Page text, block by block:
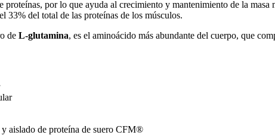
proteínas, por lo que ayuda al crecimiento y mantenimiento de la
del total de las proteínas de los músculos.
de L-glutamina, es el aminoácido más abundante del cuerpo, que
aislado de proteína de suero CFM®